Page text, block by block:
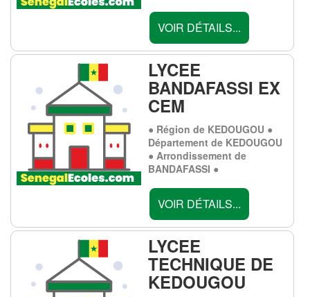
VOIR DÉTAILS...
LYCEE
BANDAFASSI EX
CEM
● Région de KEDOUGOU ●
Département de KEDOUGOU
● Arrondissement de
BANDAFASSI ●
VOIR DÉTAILS...
LYCEE
TECHNIQUE DE
KEDOUGOU